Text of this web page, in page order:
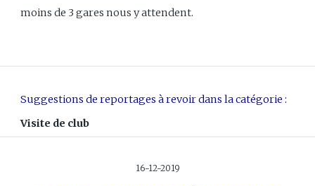
moins de 3 gares nous y attendent.
Suggestions de reportages à revoir dans la catégorie :
Visite de club
16-12-2019